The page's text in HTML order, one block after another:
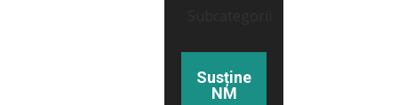
Susține
NM